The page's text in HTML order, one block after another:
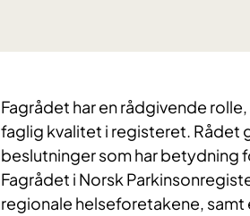
Fagrådet har en rådgivende
faglig kvalitet i registeret. Rådet
beslutninger som har betydning
Fagrådet i Norsk
regionale helseforetakene,